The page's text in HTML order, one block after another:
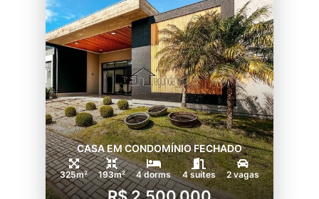
CASA EM CONDOMÍNIO FECHADO
325m² 193m² 4 dorms 4 suítes 2 vagas